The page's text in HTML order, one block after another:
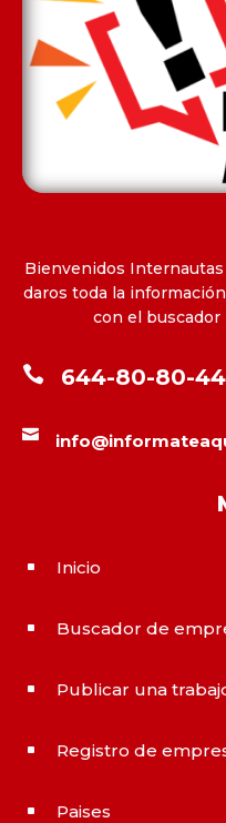
Bienvenidos Internautas
daros toda la
con el buscador
 644-80-80-44

^ Inicio
^ Buscador de
^ Publicar una
^ Registro de
^ Paises